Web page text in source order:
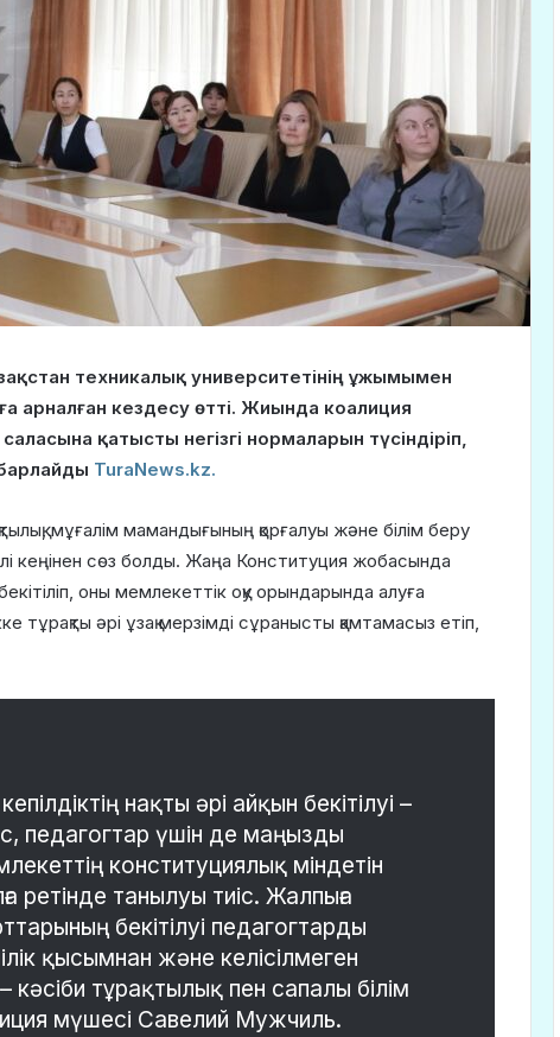
техникалық университетінің ұжымымен
арналған кездесу өтті. Жиында коалиция
қатысты негізгі нормаларын түсіндіріп,
TuraNews.kz.
мұғалім мамандығының қорғалуы және білім беру
кеңінен сөз болды. Жаңа Конституция жобасында
оны мемлекеттік оқу орындарында алуға
тұрақты әрі ұзақ мерзімді сұранысты қамтамасыз етіп,
нақты әрі айқын бекітілуі –
педагогтар үшін де маңызды
конституциялық міндетін
ретінде танылуы тиіс. Жалпыға
бекітілуі педагогтарды
қысымнан және келісілмеген
кәсіби тұрақтылық пен сапалы білім
мүшесі Савелий Мужчиль.